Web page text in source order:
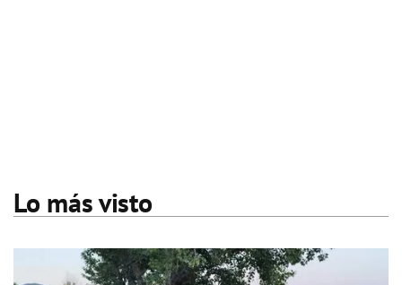
Lo más visto